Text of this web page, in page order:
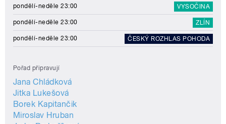
pondělí-neděle 23:00 VYSOČINA
pondělí-neděle 23:00 ZLÍN
pondělí-neděle 23:00 ČESKÝ ROZHLAS POHODA
Pořad připravují
Jana Chládková
Jitka Lukešová
Borek Kapitančik
Miroslav Hruban